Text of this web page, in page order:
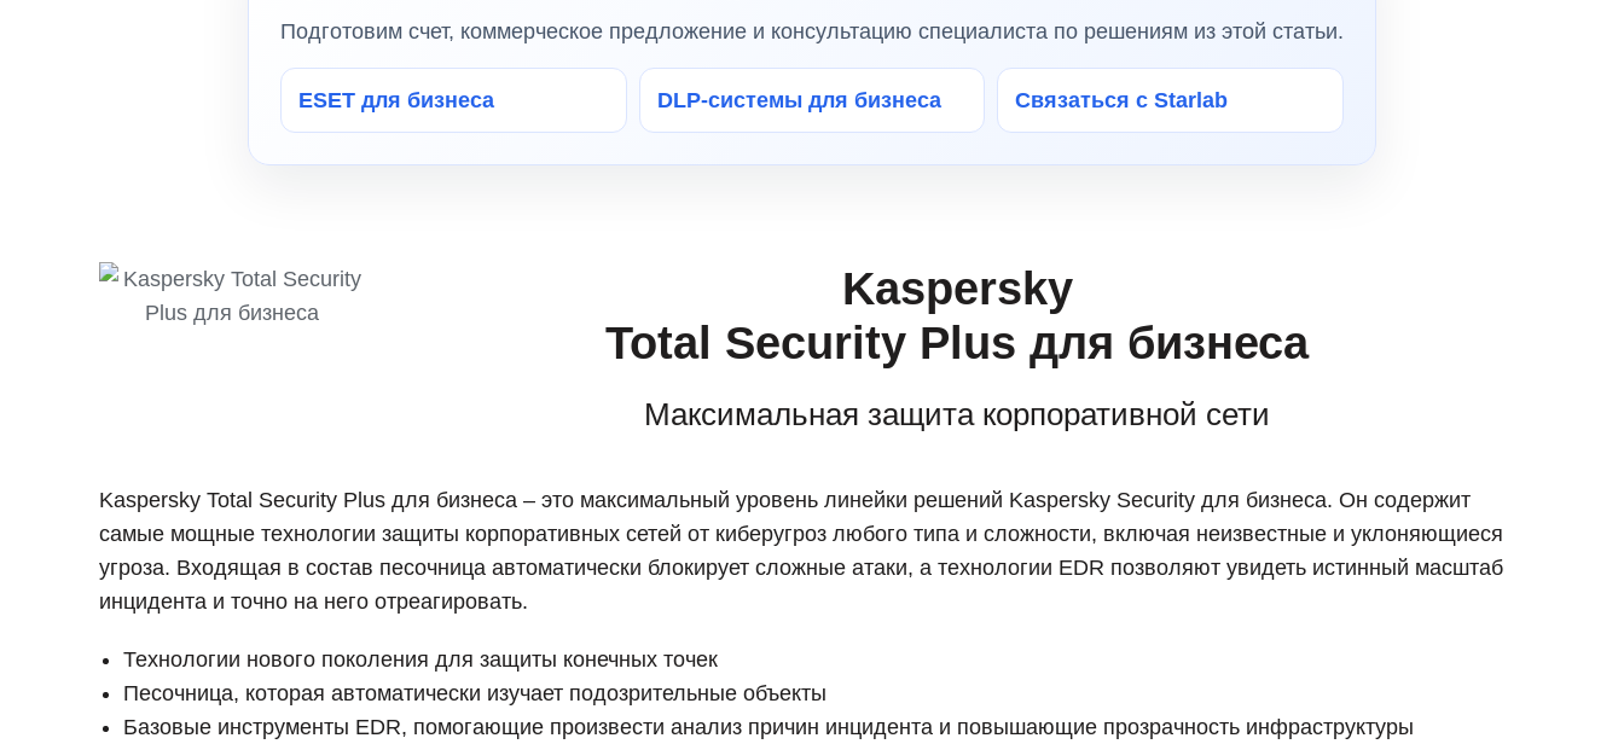
Kaspersky
Total Security Plus для бизнеса
Максимальная защита корпоративной сети
Kaspersky Total Security Plus для бизнеса – это максимальный уровень линейки решений Kaspersky Security для бизнеса. Он содержит
самые мощные технологии защиты корпоративных сетей от киберугроз любого типа и сложности, включая неизвестные и уклоняющиеся
угроза. Входящая в состав песочница автоматически блокирует сложные атаки, а технологии EDR позволяют увидеть истинный масштаб
инцидента и точно на него отреагировать.
Технологии нового поколения для защиты конечных точек
Песочница, которая автоматически изучает подозрительные объекты
Базовые инструменты EDR, помогающие произвести анализ причин инцидента и повышающие прозрачность инфраструктуры
Подготовим счет, коммерческое предложение и консультацию специалиста по решениям из этой статьи.
ESET для бизнеса DLP-системы для бизнеса Связаться с Starlab